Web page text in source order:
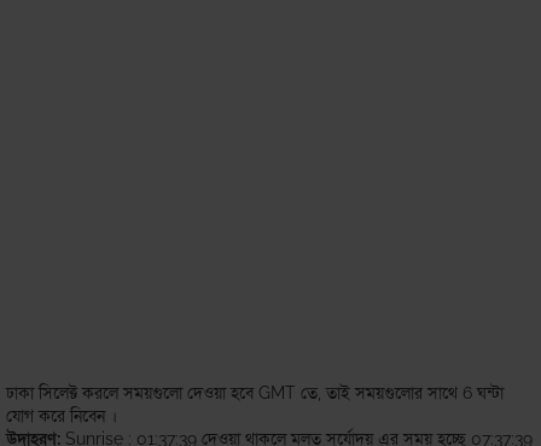
ঢাকা সিলেক্ট করলে সময়গুলো দেওয়া হবে GMT তে, তাই সময়গুলোর সাথে 6 ঘন্টা
যোগ করে নিবেন ।
উদাহরণ: Sunrise : 01:37:39 দেওয়া থাকলে মূলত সূর্যোদয় এর সময় হচ্ছে 07:37:39